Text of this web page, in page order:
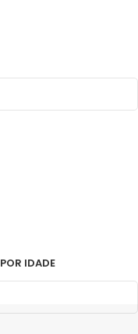
POR IDADE